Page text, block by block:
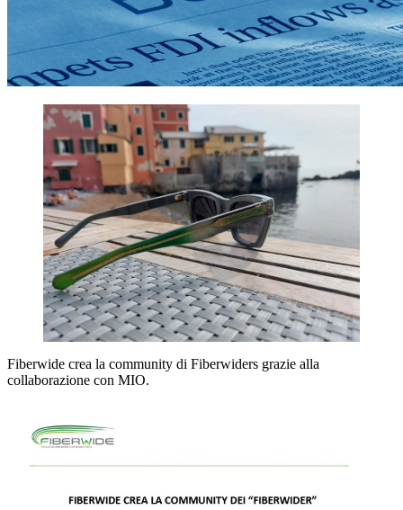
Fiberwide crea la community di Fiberwiders grazie alla
collaborazione con MIO.